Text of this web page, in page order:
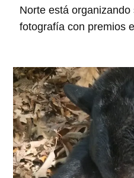
Norte está
fotografía con premios